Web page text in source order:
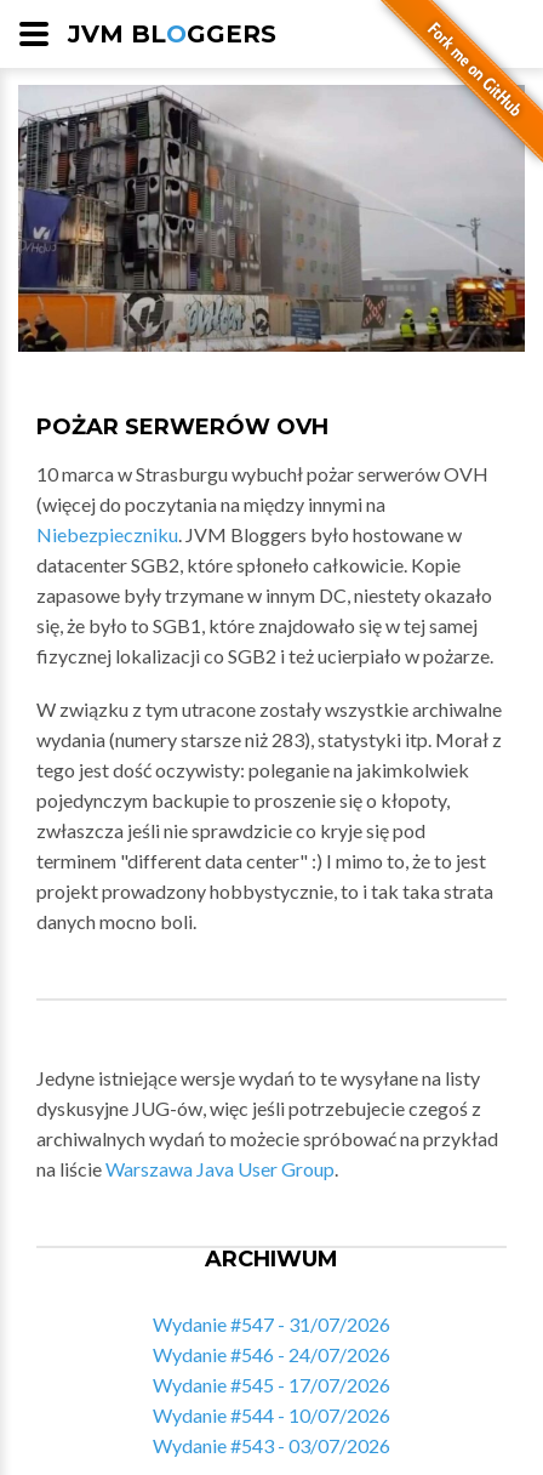
JVM BLOGGERS
POŻAR SERWERÓW OVH
10 marca w Strasburgu wybuchł pożar serwerów OVH
(więcej do poczytania na między innymi na
Niebezpieczniku. JVM Bloggers było hostowane w
datacenter SGB2, które spłoneło całkowicie. Kopie
zapasowe były trzymane w innym DC, niestety okazało
się, że było to SGB1, które znajdowało się w tej samej
fizycznej lokalizacji co SGB2 i też ucierpiało w pożarze.
W związku z tym utracone zostały wszystkie archiwalne
wydania (numery starsze niż 283), statystyki itp. Morał z
tego jest dość oczywisty: poleganie na jakimkolwiek
pojedynczym backupie to proszenie się o kłopoty,
zwłaszcza jeśli nie sprawdzicie co kryje się pod
terminem "different data center" :) I mimo to, że to jest
projekt prowadzony hobbystycznie, to i tak taka strata
danych mocno boli.
Jedyne istniejące wersje wydań to te wysyłane na listy
dyskusyjne JUG-ów, więc jeśli potrzebujecie czegoś z
archiwalnych wydań to możecie spróbować na przykład
na liścieWarszawa Java User Group.
ARCHIWUM
Wydanie #547 - 31/07/2026
Wydanie #546 - 24/07/2026
Wydanie #545 - 17/07/2026
Wydanie #544 - 10/07/2026
Wydanie #543 - 03/07/2026